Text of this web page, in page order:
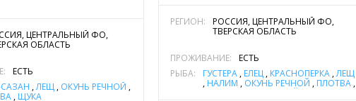
ЦЕНТРАЛЬНЫЙ ФО,
ОБЛАСТЬ
ЕСТЬ
,ЛЕЩ , ОКУНЬ РЕЧНОЙ ,
, ЩУКА
РЕГИОН:
РОССИЯ, ЦЕНТРАЛЬНЫЙ ФО,
ТВЕРСКАЯ ОБЛАСТЬ
ПРОЖИВАНИЕ:
ЕСТЬ
РЫБА:
ГУСТЕРА, ЕЛЕЦ, КРАСНОПЕРКА,ЛЕЩ
, НАЛИМ , ОКУНЬ РЕЧНОЙ , ПЛОТВА,